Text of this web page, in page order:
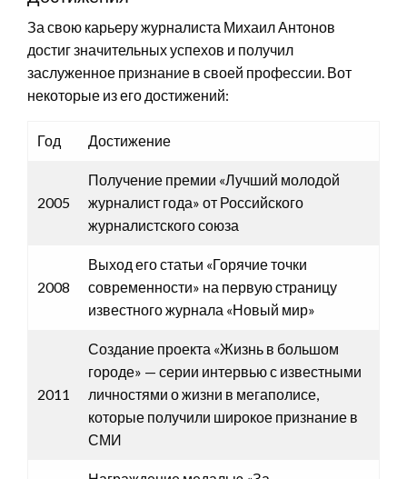
За свою карьеру журналиста Михаил Антонов
достиг значительных успехов и получил
заслуженное признание в своей профессии. Вот
некоторые из его достижений:
Год Достижение
2005
Получение премии «Лучший молодой
журналист года» от Российского
журналистского союза
2008
Выход его статьи «Горячие точки
современности» на первую страницу
известного журнала «Новый мир»
2011
Создание проекта «Жизнь в большом
городе» — серии интервью с известными
личностями о жизни в мегаполисе,
которые получили широкое признание в
СМИ